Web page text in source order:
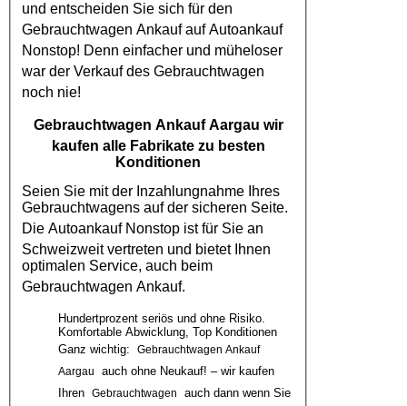
und entscheiden Sie sich für den
Gebrauchtwagen AnkaufaufAutoankauf
Nonstop! Denn einfacher und müheloser
war der Verkauf des Gebrauchtwagen
noch nie!
Gebrauchtwagen Ankauf Aargau wir
kaufen alle Fabrikate zu besten
Konditionen
Seien Sie mit der Inzahlungnahme Ihres
Gebrauchtwagens auf der sicheren Seite.
Die AutoankaufNonstop ist für Sie an
Schweizweit vertreten und bietet Ihnen
optimalen Service, auch beim
Gebrauchtwagen Ankauf.
Hundertprozent seriös und ohne Risiko.
Komfortable Abwicklung, Top Konditionen
Ganz wichtig:
Gebrauchtwagen Ankauf
Aargau
auch ohne Neukauf! – wir kaufen
Ihren Gebrauchtwagen
auch dann wenn Sie